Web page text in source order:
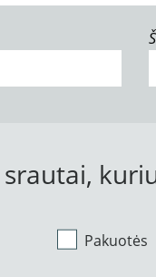
Pakuotės